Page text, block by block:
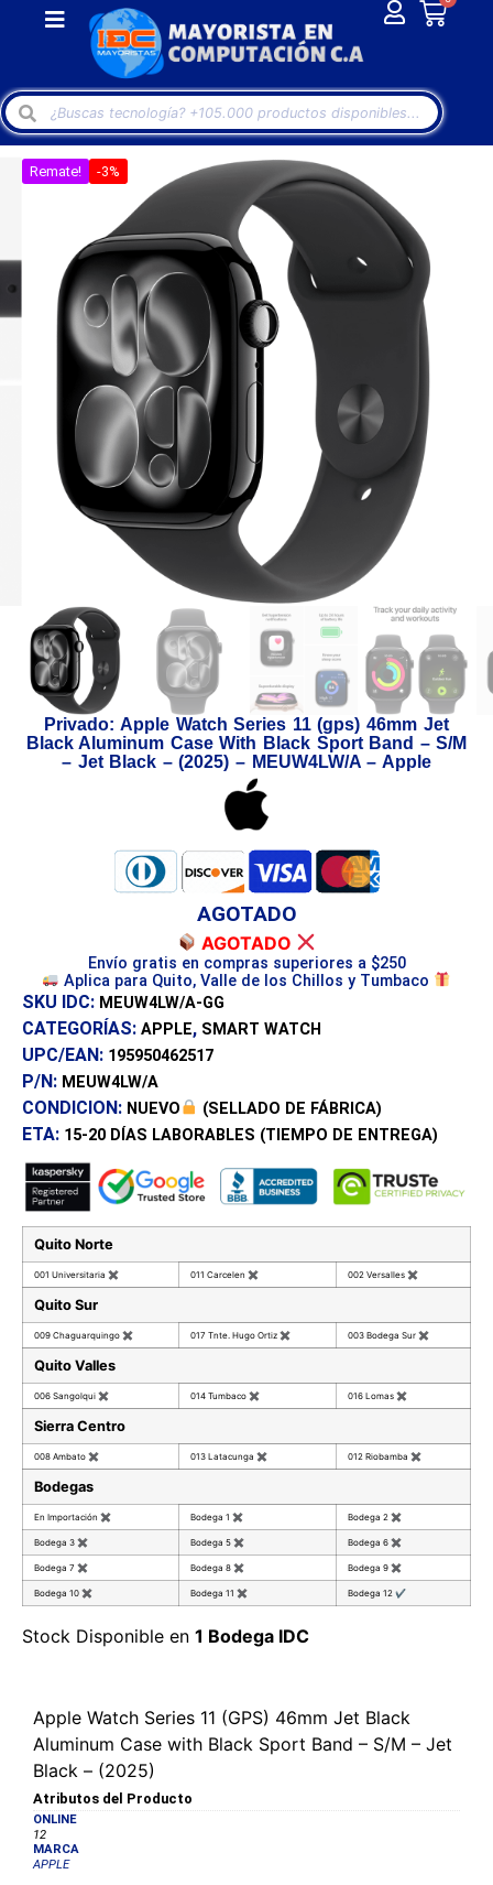
Remate! -3%
Privado: Apple Watch Series 11 (gps) 46mm Jet
Black Aluminum Case With Black Sport Band – S/M
– Jet Black – (2025) – MEUW4LW/A – Apple
AGOTADO
AGOTADO
Envío gratis en compras superiores a $250
Aplica para Quito, Valle de los Chillos y Tumbaco
SKU IDC: MEUW4LW/A-GG
CATEGORÍAS: APPLE, SMART WATCH
UPC/EAN: 195950462517
P/N: MEUW4LW/A
CONDICION: NUEVO (SELLADO DE FÁBRICA)
ETA: 15-20 DÍAS LABORABLES (TIEMPO DE ENTREGA)
Quito Norte
001 Universitaria ✖ 011 Carcelen ✖ 002 Versalles ✖
Quito Sur
009 Chaguarquingo ✖ 017 Tnte. Hugo Ortiz ✖ 003 Bodega Sur ✖
Quito Valles
006 Sangolqui ✖ 014 Tumbaco ✖ 016 Lomas ✖
Sierra Centro
008 Ambato ✖ 013 Latacunga ✖ 012 Riobamba ✖
Bodegas
En Importación ✖ Bodega 1 ✖ Bodega 2 ✖
Bodega 3 ✖ Bodega 5 ✖ Bodega 6 ✖
Bodega 7 ✖ Bodega 8 ✖ Bodega 9 ✖
Bodega 10 ✖ Bodega 11 ✖ Bodega 12 ✔
Stock Disponible en 1 Bodega IDC
Apple Watch Series 11 (GPS) 46mm Jet Black
Aluminum Case with Black Sport Band – S/M – Jet
Black – (2025)
Atributos del Producto
ONLINE
12
MARCA
APPLE